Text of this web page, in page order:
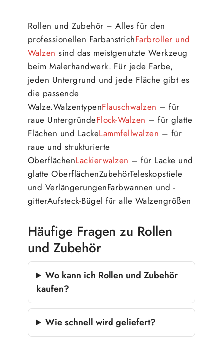
Rollen und Zubehör – Alles für den
professionellen FarbanstrichFarbroller und
Walzen sind das meistgenutzte Werkzeug
beim Malerhandwerk. Für jede Farbe,
jeden Untergrund und jede Fläche gibt es
die passende
Walze.WalzentypenFlauschwalzen – für
raue UntergründeFlock-Walzen – für glatte
Flächen und LackeLammfellwalzen – für
raue und strukturierte
OberflächenLackierwalzen – für Lacke und
glatte OberflächenZubehörTeleskopstiele
und VerlängerungenFarbwannen und -
gitterAufsteck-Bügel für alle Walzengrößen
Häufige Fragen zu Rollen
und Zubehör
Wo kann ich Rollen und Zubehör
kaufen?
Wie schnell wird geliefert?